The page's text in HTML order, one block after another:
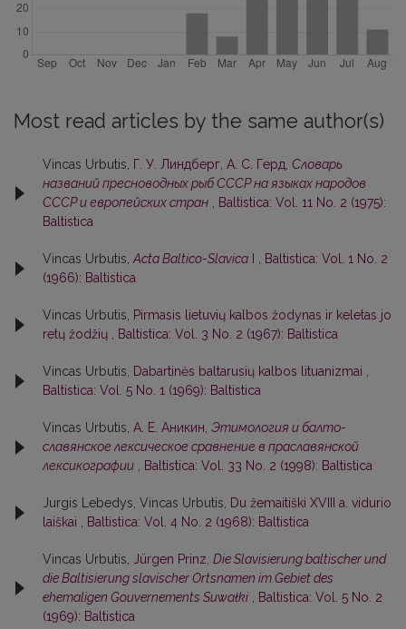
Most read articles by the same author(s)
Vincas Urbutis, Г. У. Линдберг, А. С. Герд, Словарь
названий пресноводных рыб СССР на языках народов
СССР и европейских стран , Baltistica: Vol. 11 No. 2 (1975):
Baltistica
Vincas Urbutis,Acta Baltico-Slavica , Baltistica: Vol. 1 No. 2
(1966): Baltistica
Vincas Urbutis, Pirmasis lietuvių kalbos žodynas ir keletas jo
retų žodžių , Baltistica: Vol. 3 No. 2 (1967): Baltistica
Vincas Urbutis, Dabartinės baltarusių kalbos lituanizmai ,
Baltistica: Vol. 5 No. 1 (1969): Baltistica
Vincas Urbutis, А. Е. Аникин, Этимология и балто-
славянское лексическое сравнение в праславянской
лексикографии , Baltistica: Vol. 33 No. 2 (1998): Baltistica
Jurgis Lebedys, Vincas Urbutis, Du žemaitiški XVIII a. vidurio
laiškai , Baltistica: Vol. 4 No. 2 (1968): Baltistica
Vincas Urbutis, Jürgen Prinz, Die Slavisierung baltischer und
die Baltisierung slavischer Ortsnamen im Gebiet des
ehemaligen Gouvernements Suwałki , Baltistica: Vol. 5 No. 2
(1969): Baltistica